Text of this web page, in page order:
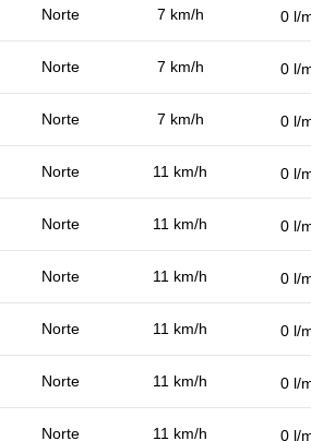
Norte 7 km/h 0 l/
Norte 7 km/h 0 l/
Norte 7 km/h 0 l/
Norte 11 km/h 0 l/
Norte 11 km/h 0 l/
Norte 11 km/h 0 l/
Norte 11 km/h 0 l/
Norte 11 km/h 0 l/
Norte 11 km/h 0 l/